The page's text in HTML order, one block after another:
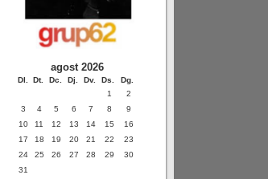
agost 2026
Dl. Dt. Dc. Dj. Dv. Ds. Dg.
1
2
3
4 5 6 7 8
9
10
11 12 13 14 15
16
17
18 19 20 21 22
23
24
25 26 27 28 29
30
31